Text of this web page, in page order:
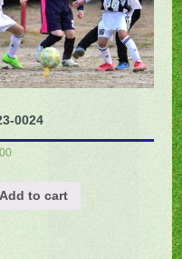
0024
Add to cart